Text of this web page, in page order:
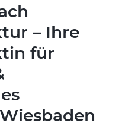
– Ihre
für